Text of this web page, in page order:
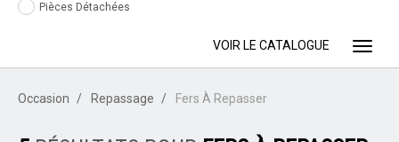
Pièces Détachées
VOIR LE CATALOGUE
Occasion Repassage Fers À Repasser